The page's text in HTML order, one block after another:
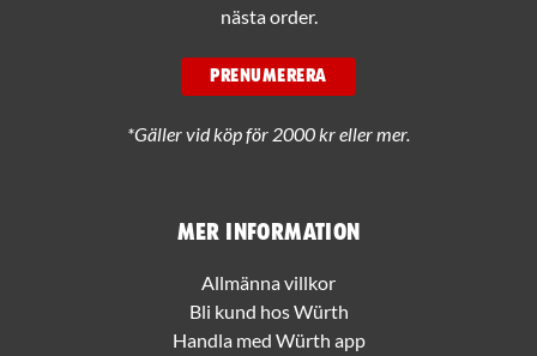
Mer information
Allmänna villkor
Bli kund hos Würth
Handla med Würth app
nästa order.
PRENUMERERA
*Gäller vid köp för 2000 kr eller mer.